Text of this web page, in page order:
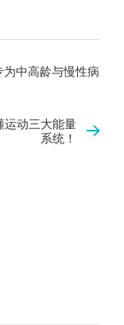
中高龄与慢性病
运动三大能量
系统！